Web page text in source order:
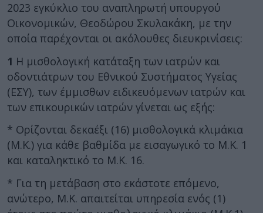
2023 εγκύκλιο του αναπληρωτή υπουργού
Οικονομικών, Θεοδώρου Σκυλακάκη, με την
οποία παρέχονται οι ακόλουθες διευκρινίσεις:
1 Η μισθολογική κατάταξη των ιατρών και
οδοντιάτρων του Εθνικού Συστήματος Υγείας
(ΕΣΥ), των έμμισθων ειδικευόμενων ιατρών και
των επικουρικών ιατρών γίνεται ως εξής:
* Ορίζονται δεκαέξι (16) μισθολογικά κλιμάκια
(Μ.Κ.) για κάθε βαθμίδα με εισαγωγικό το Μ.Κ. 1
και καταληκτικό το Μ.Κ. 16.
* Για τη μετάβαση στο εκάστοτε επόμενο,
ανώτερο, Μ.Κ. απαιτείται υπηρεσία ενός (1)